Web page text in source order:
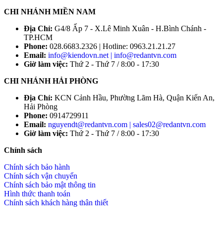
CHI NHÁNH MIỀN NAM
Địa Chỉ: G4/8 Ấp 7 - X.Lê Minh Xuân - H.Bình Chánh -
TP.HCM
Phone: 028.6683.2326 | Hotline: 0963.21.21.27
Email: info@kiendovn.net | info@redantvn.com
Giờ làm việc: Thứ 2 - Thứ 7 / 8:00 - 17:30
CHI NHÁNH HẢI PHÒNG
Địa Chỉ: KCN Cảnh Hầu, Phường Lãm Hà, Quận Kiến An,
Hải Phòng
Phone: 0914729911
Email: nguyendt@redantvn.com | sales02@redantvn.com
Giờ làm việc: Thứ 2 - Thứ 7 / 8:00 - 17:30
Chính sách
Chính sách bảo hành
Chính sách vận chuyển
Chính sách bảo mật thông tin
Hình thức thanh toán
Chính sách khách hàng thân thiết